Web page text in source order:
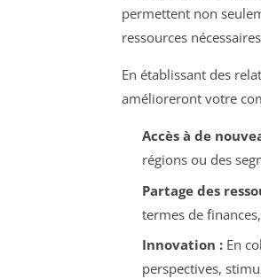
permettent non
ressources
En établissant des
amélioreront votre
Accès à de
régions ou des
Partage des
termes de
Innovation :En
perspectives,